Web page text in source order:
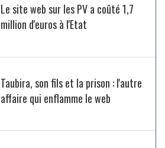
Le site web sur les PV a coûté 1,7
million d'euros à l'Etat
Taubira, son fils et la prison : l'autre
affaire qui enflamme le web